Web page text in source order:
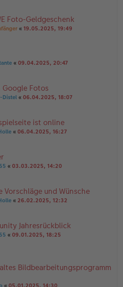
Foto-Geldgeschenk
« 19.05.2025, 19:49
« 09.04.2025, 20:47
Fotos
Distel « 06.04.2025, 18:07
ist online
« 06.04.2025, 16:27
« 03.03.2025, 14:20
Vorschläge und Wünsche
« 26.02.2025, 12:32
Jahresrückblick
« 09.01.2025, 18:25
Bildbearbeitungsprogramm